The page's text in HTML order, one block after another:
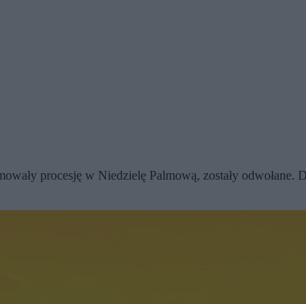
procesję w Niedzielę Palmową, zostały odwołane.